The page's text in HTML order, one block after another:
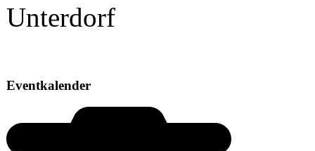
Eventkalender